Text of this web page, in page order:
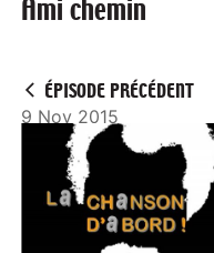
l
Ami chemin
ÉPISODE PRÉCÉDENT
9 Nov 2015